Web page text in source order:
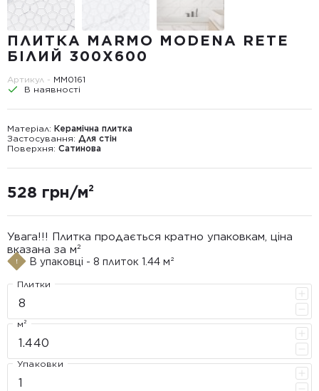
ПЛИТКА MARMO MODENA RETE
БІЛИЙ 300Х600
Артикул - MM0161
В наявності
Матеріал: Керамічна плитка
Застосування: Для стін
Поверхня: Сатинова
528 грн/м²
Увага!!! Плитка продається кратно упаковкам, ціна
вказана за м²
В упаковці - 8 плиток 1.44 м²
Плитки
м²
Упаковки